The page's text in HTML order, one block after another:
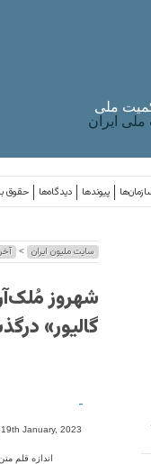
ملی
ایران
حقوق دیدگاه‌ها پیوندها
سایت ملیون ایران >
شهروز
گالیور»
-
January, 2023
اندازه قلم متن